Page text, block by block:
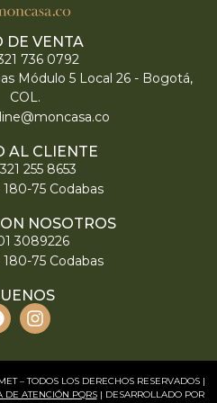
DE VENTA
736 0792
Módulo 5 Local 26 - Bogotá,
COL.
AL CLIENTE
255 8653
180-75 Codabas
NOSOTROS
3089226
180-75 Codabas
– TODOS LOS DERECHOS RESERVADOS |
DE ATENCIÓN PQRS| DESARROLLADO POR